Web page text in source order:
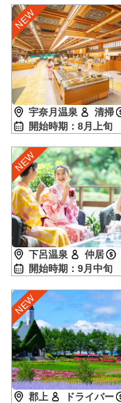
宇奈月温泉 清掃
開始時期：8月上旬
下呂温泉 仲居
開始時期：9月中旬
郡上 ドライバー